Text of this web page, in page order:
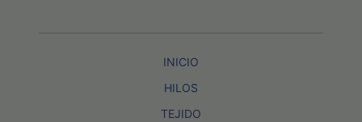
INICIO
HILOS
TEJIDO